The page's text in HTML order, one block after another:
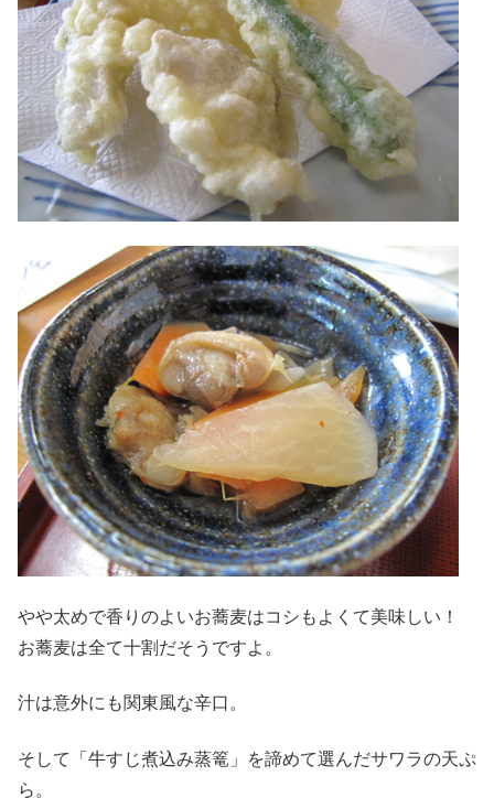
やや太めで香りのよいお蕎麦はコシもよくて美味しい！
お蕎麦は全て十割だそうですよ。
汁は意外にも関東風な辛口。
そして「牛すじ煮込み蒸篭」を諦めて選んだサワラの天ぷ
ら。